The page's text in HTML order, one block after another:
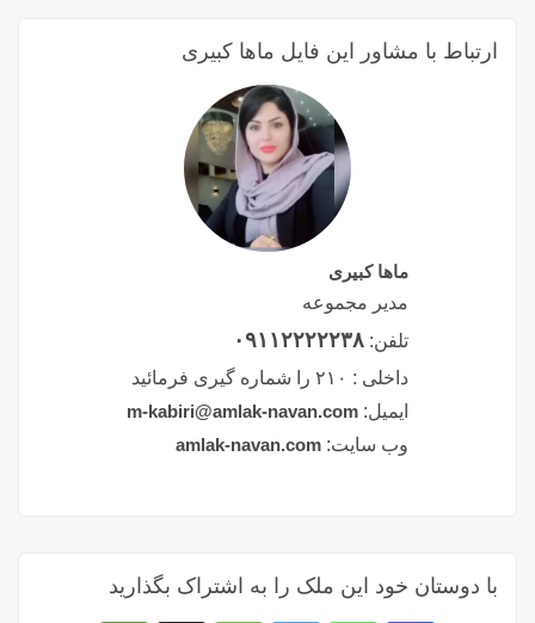
ارتباط با مشاور این فایل ماها کبیری
ماها کبیری
مدیر مجموعه
تلفن: ۰۹۱۱۲۲۲۲۲۳۸
داخلی : ۲۱۰ را شماره گیری فرمائید
ایمیل: m-kabiri@amlak-navan.com
وب سایت: amlak-navan.com
با دوستان خود این ملک را به اشتراک بگذارید